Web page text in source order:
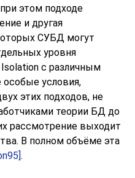
этом подходе
и другая
СУБД могут
уровня
Isolation с различным
условия,
этих подходов, не
теории БД до
рассмотрение выходит
В полном объёме эта
.